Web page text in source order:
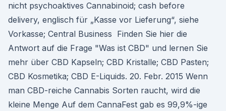
nicht psychoaktives Cannabinoid; cash before
delivery, englisch für „Kasse vor Lieferung“, siehe
Vorkasse; Central Business Finden Sie hier die
Antwort auf die Frage "Was ist CBD" und lernen Sie
mehr über CBD Kapseln; CBD Kristalle; CBD Pasten;
CBD Kosmetika; CBD E-Liquids. 20. Febr. 2015 Wenn
man CBD-reiche Cannabis Sorten raucht, wird die
kleine Menge Auf dem CannaFest gab es 99,9%-ige